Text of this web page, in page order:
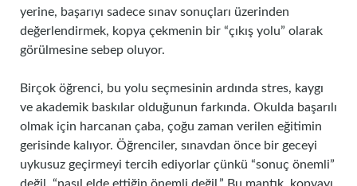
yerine, başarıyı sadece sınav sonuçları üzerinden
değerlendirmek, kopya çekmenin bir “çıkış yolu” olarak
görülmesine sebep oluyor.
Birçok öğrenci, bu yolu seçmesinin ardında stres, kaygı
ve akademik baskılar olduğunun farkında. Okulda başarılı
olmak için harcanan çaba, çoğu zaman verilen eğitimin
gerisinde kalıyor. Öğrenciler, sınavdan önce bir geceyi
uykusuz geçirmeyi tercih ediyorlar çünkü “sonuç önemli”